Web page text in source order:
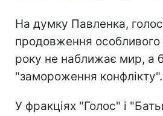
На думку Павленка,
продовження особливого
року не наближає мир, а
"замороження конфлікту".
У фракціях "Голос" і